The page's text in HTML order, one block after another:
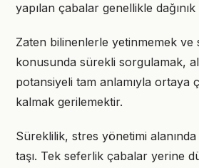
yapılan çabalar genellikle
Zaten bilinenlerle yetinmemek ve
konusunda sürekli sorgulamak,
potansiyeli tam anlamıyla ortaya
kalmak gerilemektir.
Süreklilik, stres yönetimi alanında
taşı. Tek seferlik çabalar yerine